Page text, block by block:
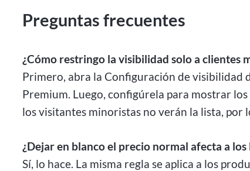
Preguntas frecuentes
¿Cómo restringo la visibilidad solo a clientes
Primero, abra la Configuración de visibilidad
Premium. Luego, configúrela para mostrar
los visitantes minoristas no verán la lista,
¿Dejar en blanco el precio normal afecta a
Sí, lo hace. La misma regla se aplica a los